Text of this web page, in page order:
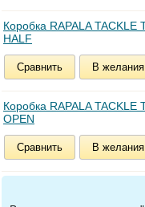
Коробка RAPALA TACKLE
HALF
Сравнить В желания
Коробка RAPALA TACKLE
OPEN
Сравнить В желания